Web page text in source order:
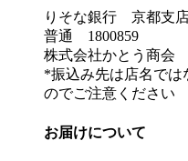
りそな銀行 京都支
普通 1800859
株式会社かとう商会
*振込み先は店名では
のでご注意ください
お届けについて